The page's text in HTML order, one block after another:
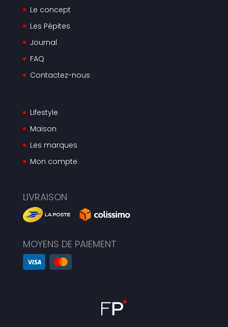
Le concept
Les Pépites
Journal
FAQ
Contactez-nous
Lifestyle
Maison
Les marques
Mon compte
LIVRAISON
MOYENS DE PAIEMENT